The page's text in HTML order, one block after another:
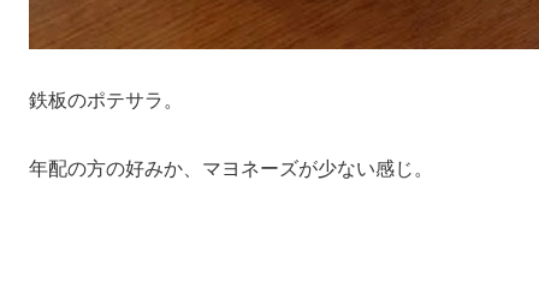
鉄板のポテサラ。
年配の方の好みか、マヨネーズが少ない感じ。